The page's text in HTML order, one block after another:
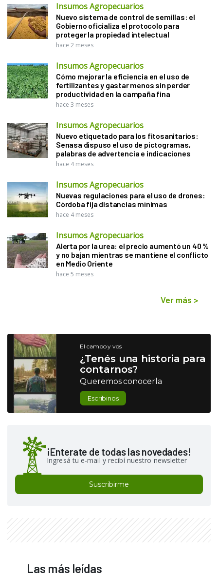
Insumos Agropecuarios
Nuevo sistema de control de semillas: el
Gobierno oficializa el protocolo para
proteger la propiedad intelectual
hace 2 meses
Insumos Agropecuarios
Cómo mejorar la eficiencia en el uso de
fertilizantes y gastar menos sin perder
productividad en la campaña fina
hace 3 meses
Insumos Agropecuarios
Nuevo etiquetado para los fitosanitarios:
Senasa dispuso el uso de pictogramas,
palabras de advertencia e indicaciones
hace 4 meses
Insumos Agropecuarios
Nuevas regulaciones para el uso de drones:
Córdoba fija distancias mínimas
hace 4 meses
Insumos Agropecuarios
Alerta por la urea: el precio aumentó un 40 %
y no bajan mientras se mantiene el conflicto
en Medio Oriente
hace 5 meses
Ver más >
El campo y vos
¿Tenés una historia para
contarnos?
Queremos conocerla
Escribinos
¡Enterate de todas las novedades!
Ingresá tu e-mail y recibí nuestro newsletter
Suscribirme
Las más leídas